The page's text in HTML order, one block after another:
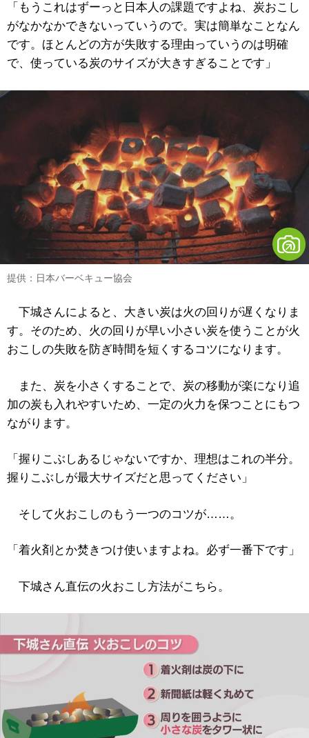
「もうこれはずーっと日本人の課題ですよね、炭おこし
がなかなかできないっていうので。実は簡単なことなん
です。ほとんどの方が失敗する理由っていうのは明確
で、使っている炭のサイズが大きすぎることです」
提供：日本バーベキュー協会
下城さんによると、大きい炭は火の回りが遅くなりま
す。そのため、火の回りが早い小さい炭を使うことが火
おこしの失敗を防ぎ時間を短くするコツになります。
また、炭を小さくすることで、炭の移動が楽になり追
加の炭も入れやすいため、一定の火力を保つことにもつ
ながります。
「握りこぶしあるじゃないですか、理想はこれの半分。
握りこぶしが最大サイズだと思ってください」
そして火おこしのもう一つのコツが……。
「着火剤とか焚きつけ使いますよね。必ず一番下です」
下城さん直伝の火おこし方法がこちら。